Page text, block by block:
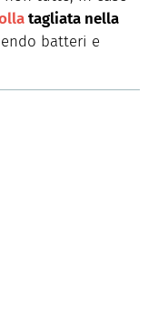
tagliata nella
batteri e